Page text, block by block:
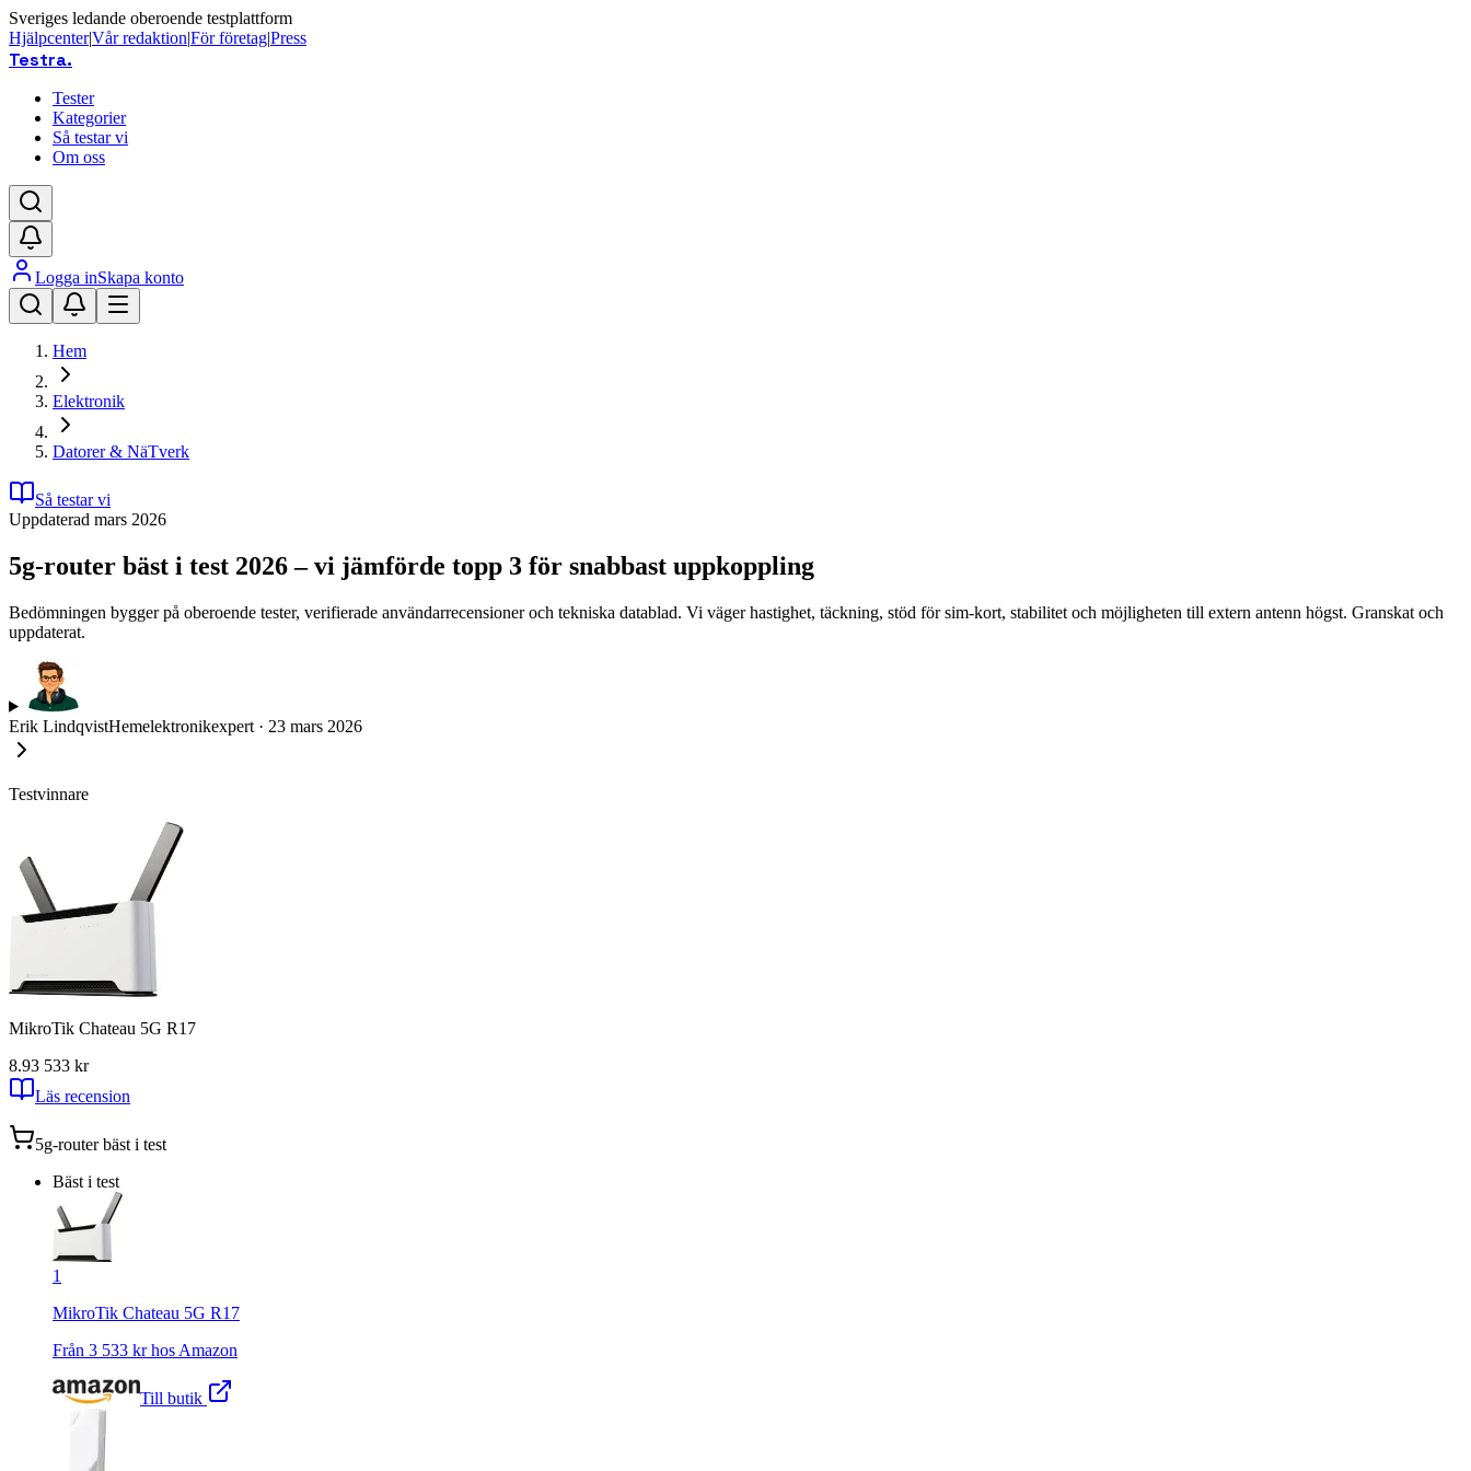
Sveriges ledande oberoende testplattform
Hjälpcenter|Vår redaktion|För företag|Press
Testra.
Tester
Kategorier
Så testar vi
Om oss
Logga inSkapa konto
Hem
Elektronik
Datorer & NäTverk
Så testar vi
Uppdaterad mars 2026
5g-router bäst i test 2026 – vi jämförde topp 3 för snabbast uppkoppling
Bedömningen bygger på oberoende tester, verifierade användarrecensioner och tekniska datablad. Vi väger hastighet, täckning, stöd för sim-kort, stabilitet och möjligheten till extern antenn högst. Granskat och
uppdaterat.
Erik LindqvistHemelektronikexpert · 23 mars 2026
Testvinnare
MikroTik Chateau 5G R17
8.93 533 kr
Läs recension
5g-routerbäst i test
Bäst i test
1
MikroTik Chateau 5G R17
Från 3 533 kr hos Amazon
Till butik